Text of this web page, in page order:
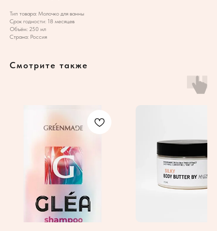
Тип товара: Молочко для ванны
Срок годности: 18 месяцев
Объём: 250 мл
Страна: Россия
Смотрите также